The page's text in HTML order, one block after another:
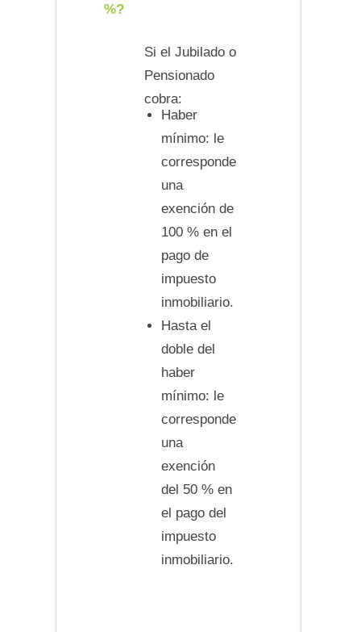
%?
Si el Jubilado o
Pensionado
cobra:
Haber
mínimo: le
corresponde
una
exención de
100 % en el
pago de
impuesto
inmobiliario.
Hasta el
doble del
haber
mínimo: le
corresponde
una
exención
del 50 % en
el pago del
impuesto
inmobiliario.